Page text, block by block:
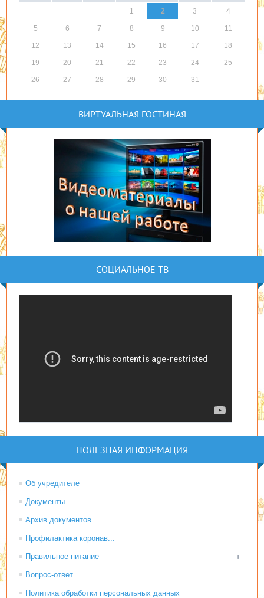
1 2 3 4
5 6 7 8 9 10 11
12 13 14 15 16 17 18
19 20 21 22 23 24 25
26 27 28 29 30 31
ВИРТУАЛЬНАЯ ГОСТИНАЯ
СОЦИАЛЬНОЕ ТВ
ПОЛЕЗНАЯ ИНФОРМАЦИЯ
Об учредителе
Документы
Архив документов
Профилактика коронав...
+
Правильное питание
Вопрос-ответ
Политика обработки персональных данных